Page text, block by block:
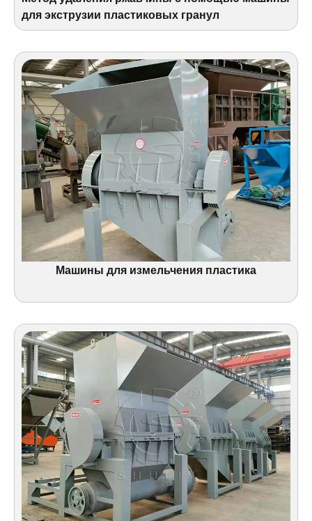
для экструзии пластиковых гранул
Машины для измельчения пластика